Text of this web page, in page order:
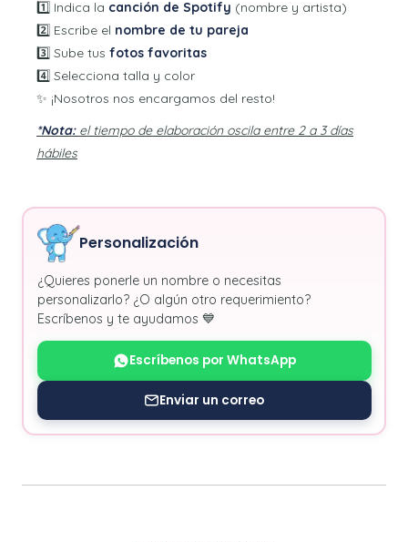
1️⃣ Indica la canción de Spotify (nombre y artista)
2️⃣ Escribe el nombre de tu pareja
3️⃣ Sube tus fotos favoritas
4️⃣ Selecciona talla y color
✨ ¡Nosotros nos encargamos del resto!
*Nota:el tiempo de elaboración oscila entre 2 a 3 días
hábiles
Personalización
¿Quieres ponerle un nombre o necesitas
personalizarlo? ¿O algún otro requerimiento?
Escríbenos y te ayudamos 💙
Escríbenos por WhatsApp
Enviar un correo